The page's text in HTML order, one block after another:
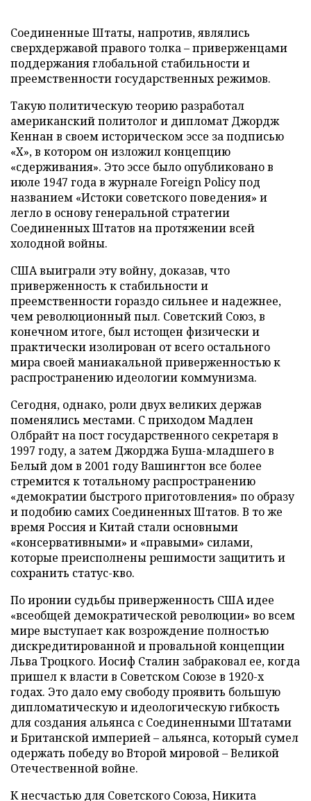
Соединенные Штаты, напротив, являлись
сверхдержавой правого толка – приверженцами
поддержания глобальной стабильности и
преемственности государственных режимов.
Такую политическую теорию разработал
американский политолог и дипломат Джордж
Кеннан в своем историческом эссе за подписью
«X», в котором он изложил концепцию
«сдерживания». Это эссе было опубликовано в
июле 1947 года в журнале Foreign Policy под
названием «Истоки советского поведения» и
легло в основу генеральной стратегии
Соединенных Штатов на протяжении всей
холодной войны.
США выиграли эту войну, доказав, что
приверженность к стабильности и
преемственности гораздо сильнее и надежнее,
чем революционный пыл. Советский Союз, в
конечном итоге, был истощен физически и
практически изолирован от всего остального
мира своей маниакальной приверженностью к
распространению идеологии коммунизма.
Сегодня, однако, роли двух великих держав
поменялись местами. С приходом Мадлен
Олбрайт на пост государственного секретаря в
1997 году, а затем Джорджа Буша-младшего в
Белый дом в 2001 году Вашингтон все более
стремится к тотальному распространению
«демократии быстрого приготовления» по образу
и подобию самих Соединенных Штатов. В то же
время Россия и Китай стали основными
«консервативными» и «правыми» силами,
которые преисполнены решимости защитить и
сохранить статус-кво.
По иронии судьбы приверженность США идее
«всеобщей демократической революции» во всем
мире выступает как возрождение полностью
дискредитированной и провальной концепции
Льва Троцкого. Иосиф Сталин забраковал ее, когда
пришел к власти в Советском Союзе в 1920-х
годах. Это дало ему свободу проявить большую
дипломатическую и идеологическую гибкость
для создания альянса с Соединенными Штатами
и Британской империей – альянса, который сумел
одержать победу во Второй мировой – Великой
Отечественной войне.
К несчастью для Советского Союза, Никита